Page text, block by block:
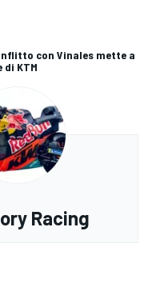
con Vinales mette a
KTM
Racing